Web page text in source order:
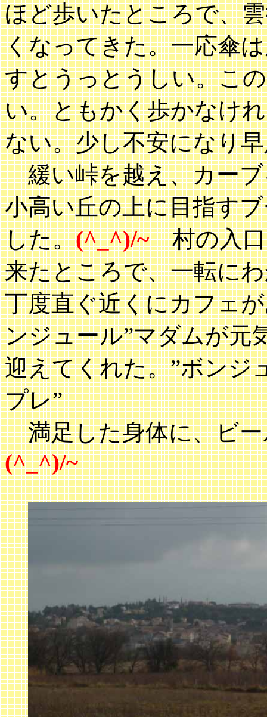
ほど歩いたところで、
くなってきた。一応傘
すとうっとうしい。こ
い。ともかく歩かなけ
ない。少し不安になり
緩い峠を越え、カーブ
小高い丘の上に目指す
した。(^_^)/~村の入口
来たところで、一転に
丁度直ぐ近くにカフェ
ンジュール”マダムが元
迎えてくれた。”ボンジ
プレ”
満足した身体に、ビー
(^_^)/~